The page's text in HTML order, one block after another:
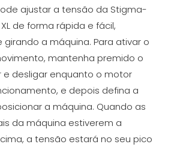
ajustar a tensão da Stigma-
de forma rápida e fácil,
a máquina. Para ativar o
mantenha premido o
desligar enquanto o motor
e depois defina a
a máquina. Quando as
da máquina estiverem a
a tensão estará no seu pico